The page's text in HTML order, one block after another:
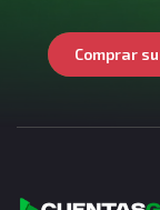
Comprar